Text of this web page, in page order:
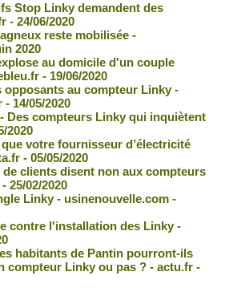
Stop Linky demandent des
- 24/06/2020
reste mobilisée -
2020
au domicile d'un couple
- 19/06/2020
opposants au compteur Linky -
14/05/2020
Des compteurs Linky qui inquiètent
2020
votre fournisseur d’électricité
- 05/05/2020
clients disent non aux compteurs
25/02/2020
Linky - usinenouvelle.com -
contre l'installation des Linky -
habitants de Pantin pourront-ils
compteur Linky ou pas ? - actu.fr -